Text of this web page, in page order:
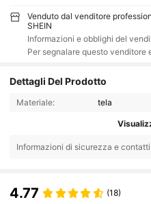
Venduto dal venditore
SHEIN
Informazioni e obblighi del
Per segnalare questo venditore
Dettagli Del Prodotto
Materiale: tela
Informazioni di sicurezza e contatti
4.77 (18)